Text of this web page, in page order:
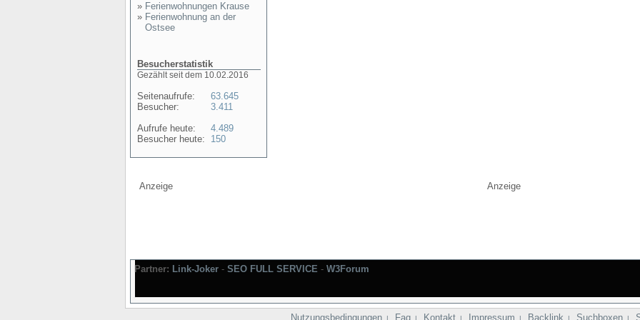
» Ferienwohnungen Krause
» Ferienwohnung an der
Ostsee
Besucherstatistik
Gezählt seit dem 10.02.2016
Seitenaufrufe:
Besucher:
Aufrufe heute:
Besucher heute:
63.645
3.411
4.489
150
Anzeige Anzeige
Partner: Link-Joker - SEO FULL SERVICE - W3Forum
Nutzungsbedingungen | Faq | Kontakt | Impressum | Backlink | Suchboxen |